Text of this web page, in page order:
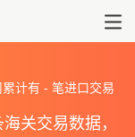
累计有 -笔进口交易
关交易数据，